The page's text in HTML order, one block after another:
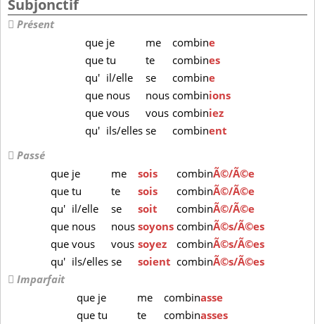
Subjonctif
Présent
que je me combine
que tu te combines
qu' il/elle se combine
que nous nous combinions
que vous vous combiniez
qu' ils/elles se combinent
Passé
que je me sois combinÃ©/Ã©e
quetu te sois combinÃ©/Ã©e
qu' il/elle se soit combinÃ©/Ã©e
que nous noussoyons combinÃ©s/Ã©es
quevous vous soyez combinÃ©s/Ã©es
qu' ils/ellesse soient combinÃ©s/Ã©es
Imparfait
que je me combinasse
quetu te combinasses